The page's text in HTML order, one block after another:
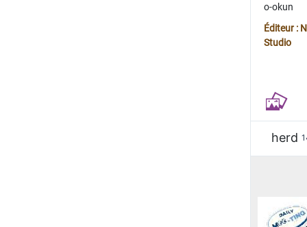
o-okun
Éditeur :
Studio
herd